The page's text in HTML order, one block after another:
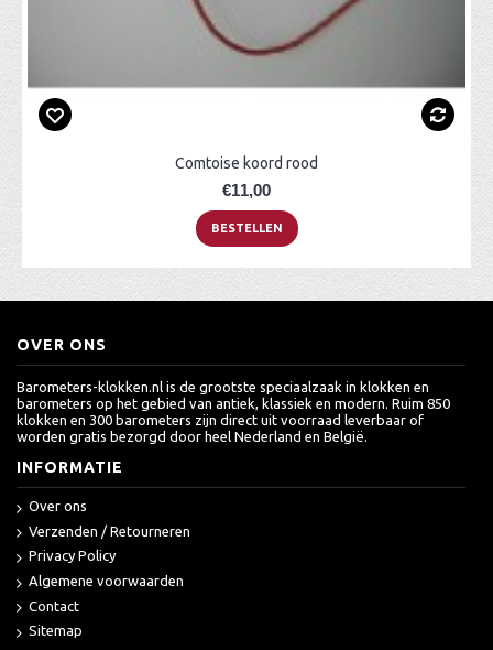
Comtoise koord rood
€11,00
BESTELLEN
OVER ONS
Barometers-klokken.nl is de grootste speciaalzaak in klokken en
barometers op het gebied van antiek, klassiek en modern. Ruim 850
klokken en 300 barometers zijn direct uit voorraad leverbaar of
worden gratis bezorgd door heel Nederland en België.
INFORMATIE
Over ons
Verzenden / Retourneren
Privacy Policy
Algemene voorwaarden
Contact
Sitemap